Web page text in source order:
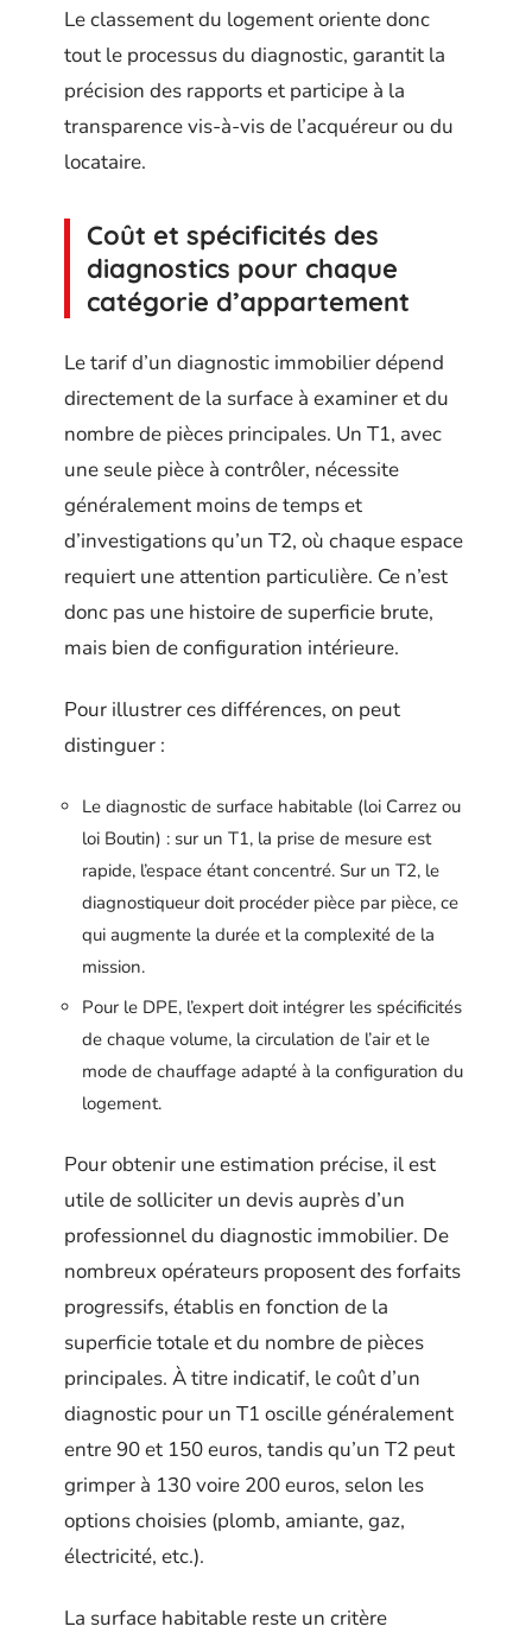
Le classement du logement oriente donc
tout le processus du diagnostic, garantit la
précision des rapports et participe à la
transparence vis-à-vis de l’acquéreur ou du
locataire.
Coût et spécificités des
diagnostics pour chaque
catégorie d’appartement
Le tarif d’un diagnostic immobilier dépend
directement de la surface à examiner et du
nombre de pièces principales. Un T1, avec
une seule pièce à contrôler, nécessite
généralement moins de temps et
d’investigations qu’un T2, où chaque espace
requiert une attention particulière. Ce n’est
donc pas une histoire de superficie brute,
mais bien de configuration intérieure.
Pour illustrer ces différences, on peut
distinguer :
Le diagnostic de surface habitable (loi Carrez ou
loi Boutin) : sur un T1, la prise de mesure est
rapide, l’espace étant concentré. Sur un T2, le
diagnostiqueur doit procéder pièce par pièce, ce
qui augmente la durée et la complexité de la
mission.
Pour le DPE, l’expert doit intégrer les spécificités
de chaque volume, la circulation de l’air et le
mode de chauffage adapté à la configuration du
logement.
Pour obtenir une estimation précise, il est
utile de solliciter un devis auprès d’un
professionnel du diagnostic immobilier. De
nombreux opérateurs proposent des forfaits
progressifs, établis en fonction de la
superficie totale et du nombre de pièces
principales. À titre indicatif, le coût d’un
diagnostic pour un T1 oscille généralement
entre 90 et 150 euros, tandis qu’un T2 peut
grimper à 130 voire 200 euros, selon les
options choisies (plomb, amiante, gaz,
électricité, etc.).
La surface habitable reste un critère